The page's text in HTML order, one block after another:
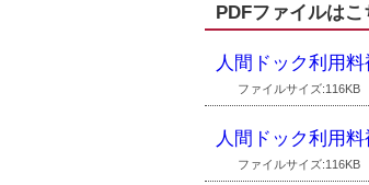
PDFファイルはこ
人間ドック利用
ファイルサイズ:116KB
人間ドック利用
ファイルサイズ:116KB